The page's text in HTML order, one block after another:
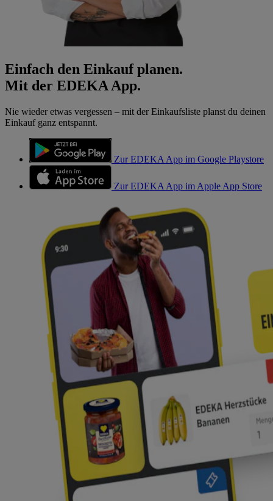
Einfach den Einkauf planen.
Mit der EDEKA App.
Nie wieder etwas vergessen – mit der Einkaufsliste planst du deinen
Einkauf ganz entspannt.
Zur EDEKA App im Google Playstore
Zur EDEKA App im Apple App Store